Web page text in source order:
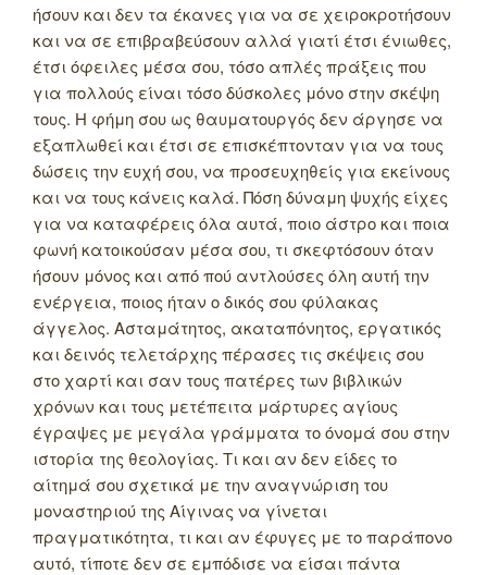
ήσουν και δεν τα έκανες για να σε χειροκροτήσουν
και να σε επιβραβεύσουν αλλά γιατί έτσι ένιωθες,
έτσι όφειλες μέσα σου, τόσο απλές πράξεις που
για πολλούς είναι τόσο δύσκολες μόνο στην σκέψη
τους. Η φήμη σου ως θαυματουργός δεν άργησε να
εξαπλωθεί και έτσι σε επισκέπτονταν για να τους
δώσεις την ευχή σου, να προσευχηθείς για εκείνους
και να τους κάνεις καλά. Πόση δύναμη ψυχής είχες
για να καταφέρεις όλα αυτά, ποιο άστρο και ποια
φωνή κατοικούσαν μέσα σου, τι σκεφτόσουν όταν
ήσουν μόνος και από πού αντλούσες όλη αυτή την
ενέργεια, ποιος ήταν ο δικός σου φύλακας
άγγελος. Ασταμάτητος, ακαταπόνητος, εργατικός
και δεινός τελετάρχης πέρασες τις σκέψεις σου
στο χαρτί και σαν τους πατέρες των βιβλικών
χρόνων και τους μετέπειτα μάρτυρες αγίους
έγραψες με μεγάλα γράμματα το όνομά σου στην
ιστορία της θεολογίας. Τι και αν δεν είδες το
αίτημά σου σχετικά με την αναγνώριση του
μοναστηριού της Αίγινας να γίνεται
πραγματικότητα, τι και αν έφυγες με το παράπονο
αυτό, τίποτε δεν σε εμπόδισε να είσαι πάντα